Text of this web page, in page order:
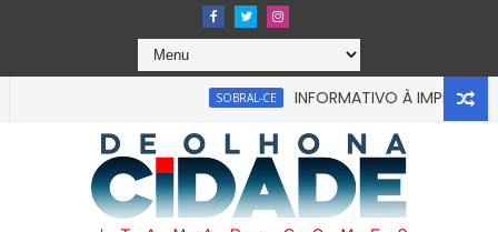
SOBRAL-CE INFORMATIVO À IMPRENSA
são presos por suspeita de cr1me sexv4l em Fortaleza.